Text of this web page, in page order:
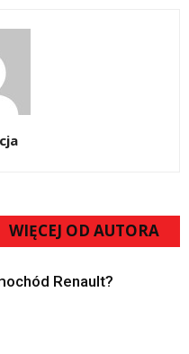
WIĘCEJ OD AUTORA
Renault?